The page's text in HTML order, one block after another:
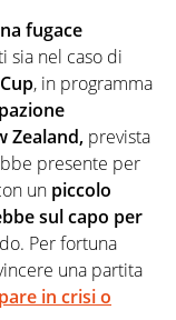
fugace
sia nel caso di
, in programma
Zealand, prevista
presente per
un piccolo
sul capo per
Per fortuna
una partita
in crisi o